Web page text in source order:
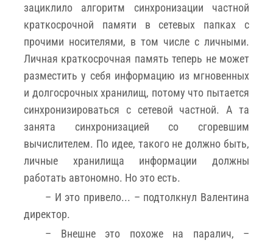
зациклило алгоритм синхронизации частной
краткосрочной памяти в сетевых папках с
прочими носителями, в том числе с личными.
Личная краткосрочная память теперь не может
разместить у себя информацию из мгновенных
и долгосрочных хранилищ, потому что пытается
синхронизироваться с сетевой частной. А та
занята синхронизацией со сгоревшим
вычислителем. По идее, такого не должно быть,
личные хранилища информации должны
работать автономно. Но это есть.
– И это привело... – подтолкнул Валентина
директор.
– Внешне это похоже на паралич, –